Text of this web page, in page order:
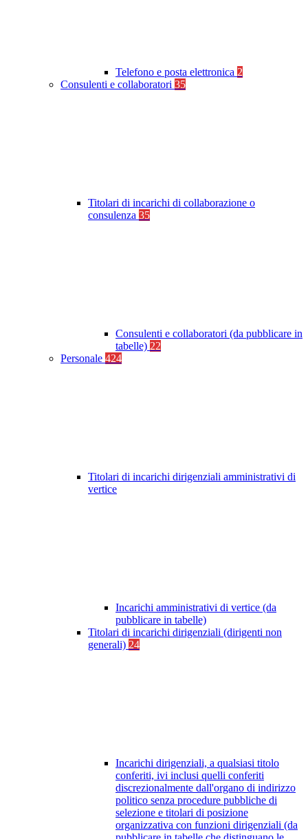
Telefono e posta elettronica 2
Consulenti e collaboratori 35
Titolari di incarichi di collaborazione o
consulenza 35
Consulenti e collaboratori (da pubblicare in
tabelle) 22
Personale 424
Titolari di incarichi dirigenziali amministrativi di
vertice
Incarichi amministrativi di vertice (da
pubblicare in tabelle)
Titolari di incarichi dirigenziali (dirigenti non
generali) 24
Incarichi dirigenziali, a qualsiasi titolo
conferiti, ivi inclusi quelli conferiti
discrezionalmente dall'organo di indirizzo
politico senza procedure pubbliche di
selezione e titolari di posizione
organizzativa con funzioni dirigenziali (da